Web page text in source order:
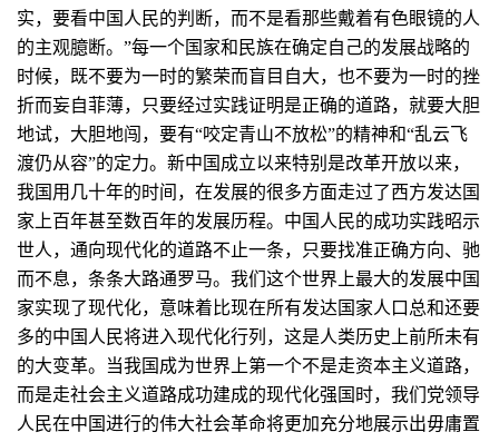
实，要看中国人民的判断，而不是看那些戴着有色眼镜的人
的主观臆断。”每一个国家和民族在确定自己的发展战略的
时候，既不要为一时的繁荣而盲目自大，也不要为一时的挫
折而妄自菲薄，只要经过实践证明是正确的道路，就要大胆
地试，大胆地闯，要有“咬定青山不放松”的精神和“乱云飞
渡仍从容”的定力。新中国成立以来特别是改革开放以来，
我国用几十年的时间，在发展的很多方面走过了西方发达国
家上百年甚至数百年的发展历程。中国人民的成功实践昭示
世人，通向现代化的道路不止一条，只要找准正确方向、驰
而不息，条条大路通罗马。我们这个世界上最大的发展中国
家实现了现代化，意味着比现在所有发达国家人口总和还要
多的中国人民将进入现代化行列，这是人类历史上前所未有
的大变革。当我国成为世界上第一个不是走资本主义道路，
而是走社会主义道路成功建成的现代化强国时，我们党领导
人民在中国进行的伟大社会革命将更加充分地展示出毋庸置